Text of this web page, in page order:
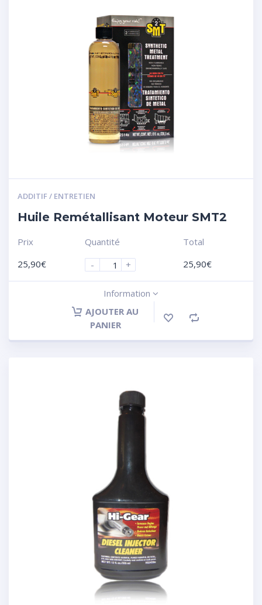
ADDITIF / ENTRETIEN
Huile Remétallisant Moteur SMT2
Prix
25,90€
Quantité
-
+
Total
25,90€
Information
AJOUTER AU
PANIER